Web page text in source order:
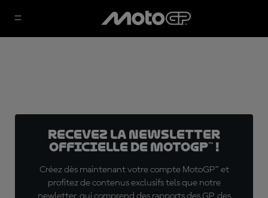
Recevez la Newsletter
officielle de MotoGP™ !
Créez dès maintenant votre compte MotoGP™ et
profitez de contenus exclusifs tels que notre